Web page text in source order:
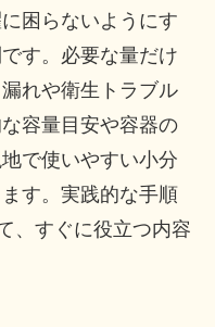
困らないようにす
す。必要な量だけ
れや衛生トラブル
容量目安や容器の
で使いやすい小分
す。実践的な手順
、すぐに役立つ内容